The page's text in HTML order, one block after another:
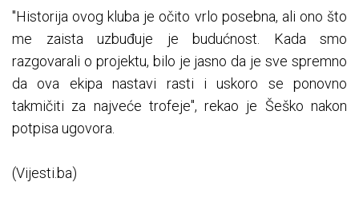
"Historija ovog kluba je očito vrlo posebna, ali ono što
me zaista uzbuđuje je budućnost. Kada smo
razgovarali o projektu, bilo je jasno da je sve spremno
da ova ekipa nastavi rasti i uskoro se ponovno
takmičiti za najveće trofeje", rekao je Šeško nakon
potpisa ugovora.
(Vijesti.ba)